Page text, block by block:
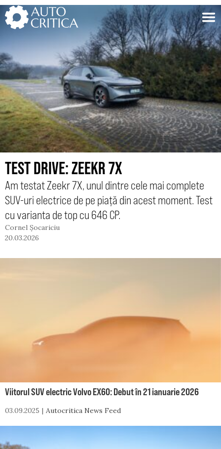
Skip
to
content
TEST DRIVE: ZEEKR 7X
Am testat Zeekr 7X, unul dintre cele mai complete
SUV-uri electrice de pe piață din acest moment. Test
cu varianta de top cu 646 CP.
Cornel Șocariciu
20.03.2026
Viitorul SUV electric Volvo EX60: Debut în 21 ianuarie 2026
03.09.2025 Autocritica News Feed